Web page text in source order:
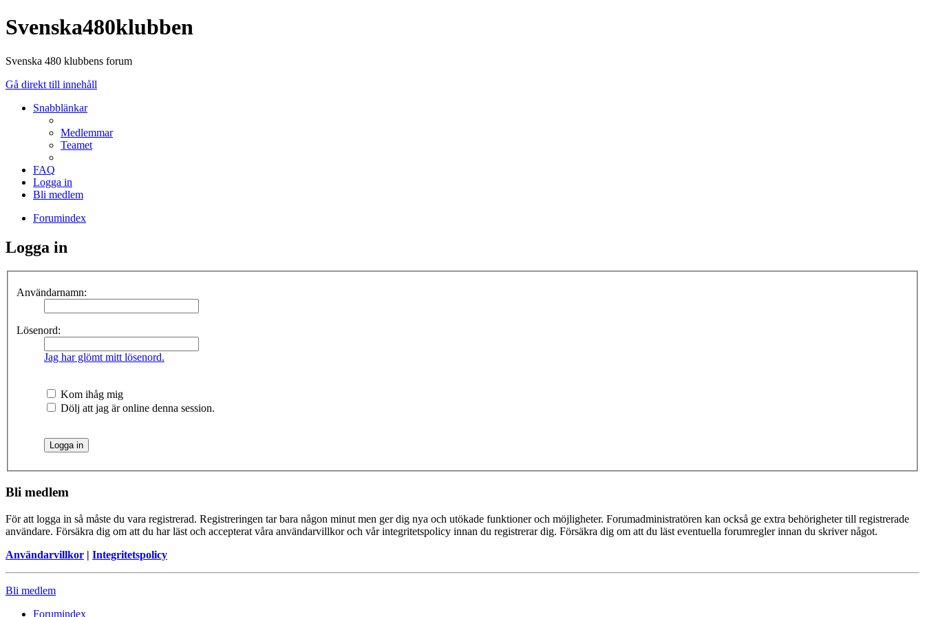
Svenska480klubben
Svenska 480 klubbens forum
Gå direkt till innehåll
Snabblänkar
Medlemmar
Teamet
FAQ
Logga in
Bli medlem
Forumindex
Logga in
Användarnamn:
Lösenord:
Jag har glömt mitt lösenord.
Kom ihåg mig
Dölj att jag är online denna session.
Bli medlem
För att logga in så måste du vara registrerad. Registreringen tar bara någon minut men ger dig nya och utökade funktioner och möjligheter. Forumadministratören kan också ge extra behörigheter till registrerade
användare. Försäkra dig om att du har läst och accepterat våra användarvillkor och vår integritetspolicy innan du registrerar dig. Försäkra dig om att du läst eventuella forumregler innan du skriver något.
Användarvillkor | Integritetspolicy
Bli medlem
Forumindex